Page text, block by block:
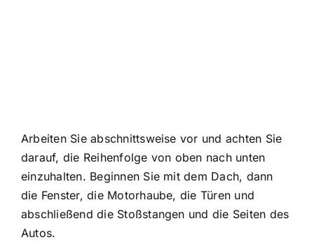
Arbeiten Sie abschnittsweise vor und achten Sie
darauf, die Reihenfolge von oben nach unten
einzuhalten. Beginnen Sie mit dem Dach, dann
die Fenster, die Motorhaube, die Türen und
abschließend die Stoßstangen und die Seiten des
Autos.